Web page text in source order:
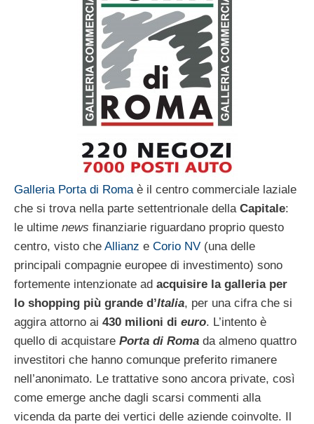
Galleria Porta di Romaè il centro commerciale laziale
che si trova nella parte settentrionale della Capitale:
le ultime news finanziarie riguardano proprio questo
centro, visto che Allianz e Corio NV (una delle
principali compagnie europee di investimento) sono
fortemente intenzionate ad acquisire la galleria per
lo shopping più grande d’Italia, per una cifra che si
aggira attorno ai 430 milioni di euro. L’intento è
quello di acquistare Porta di Roma da almeno quattro
investitori che hanno comunque preferito rimanere
nell’anonimato. Le trattative sono ancora private, così
come emerge anche dagli scarsi commenti alla
vicenda da parte dei vertici delle aziende coinvolte. Il